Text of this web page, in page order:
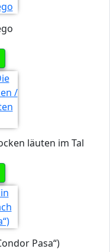
läuten im Tal
Pasa“)